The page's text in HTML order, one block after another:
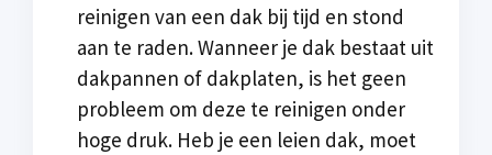
reinigen van een dak bij tijd en stond
aan te raden. Wanneer je dak bestaat uit
dakpannen of dakplaten, is het geen
probleem om deze te reinigen onder
hoge druk. Heb je een leien dak, moet